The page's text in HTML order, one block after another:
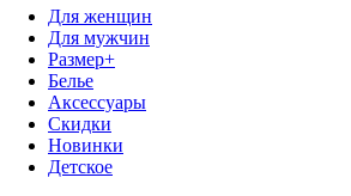
Для женщин
Для мужчин
Размер+
Белье
Аксессуары
Скидки
Новинки
Детское